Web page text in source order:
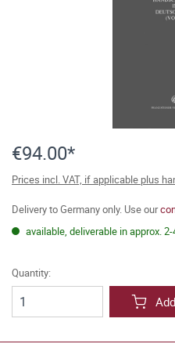
€94.00*
Prices incl. VAT, if applicable plus
Delivery to Germany only. Use our
available, deliverable in approx.
Quantity: